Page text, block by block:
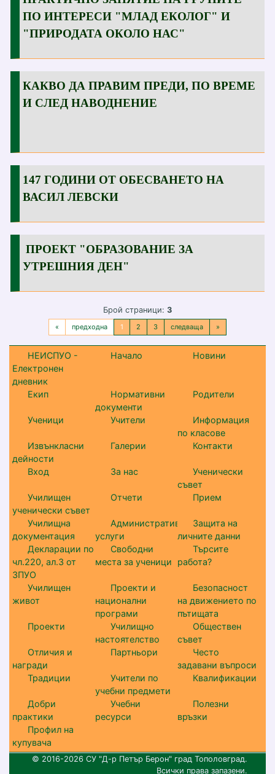
ПО ИНТЕРЕСИ "МЛАД ЕКОЛОГ" И
"ПРИРОДАТА ОКОЛО НАС"
КАКВО ДА ПРАВИМ ПРЕДИ, ПО ВРЕМЕ
И СЛЕД НАВОДНЕНИЕ
147 ГОДИНИ ОТ ОБЕСВАНЕТО НА
ВАСИЛ ЛЕВСКИ
ПРОЕКТ "ОБРАЗОВАНИЕ ЗА
УТРЕШНИЯ ДЕН"
Брой страници: 3
« предходна 1 2 3 следваща »
НЕИСПУО -
Електронен
дневник
Начало Новини
Екип
Нормативни
документи
Родители
Ученици Учители
Информация
по класове
Извънкласни
дейности
Галерии Контакти
Вход За нас
Ученически
съвет
Училищен
ученически съвет
Отчети Прием
Училищна
документация
Административни
услуги
Защита на
личните данни
Декларации по
чл.220, ал.3 от
ЗПУО
Свободни
места за ученици
Търсите
работа?
Училищен
живот
Проекти и
национални
програми
Безопасност
на движението по
пътищата
Проекти
Училищно
настоятелство
Обществен
съвет
Отличия и
награди
Партньори
Често
задавани въпроси
Традиции
Учители по
учебни предмети
Квалификации
Добри
практики
Учебни
ресурси
Полезни
връзки
Профил на
купувача
© 2016-2026 СУ "Д-р Петър Берон" град Тополовград.
Всички права запазени.